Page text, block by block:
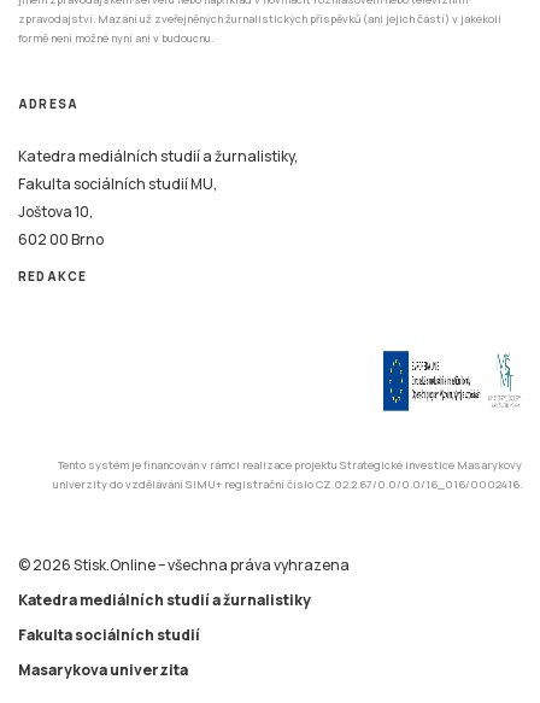
zpravodajství. Mazání už zveřejněných žurnalistických příspěvků (ani jejich částí) v jakékoli
formě není možné nyní ani v budoucnu.
ADRESA
Katedra mediálních studií a žurnalistiky,
Fakulta sociálních studií MU,
Joštova 10,
602 00 Brno
REDAKCE
Tento systém je financován v rámci realizace projektu Strategické investice Masarykovy
univerzity do vzdělávání SIMU+ registrační číslo CZ.02.2.67/0.0/0.0/16_016/0002416.
© 2026 Stisk.Online – všechna práva vyhrazena
Katedra mediálních studií a žurnalistiky
Fakulta sociálních studií
Masarykova univerzita